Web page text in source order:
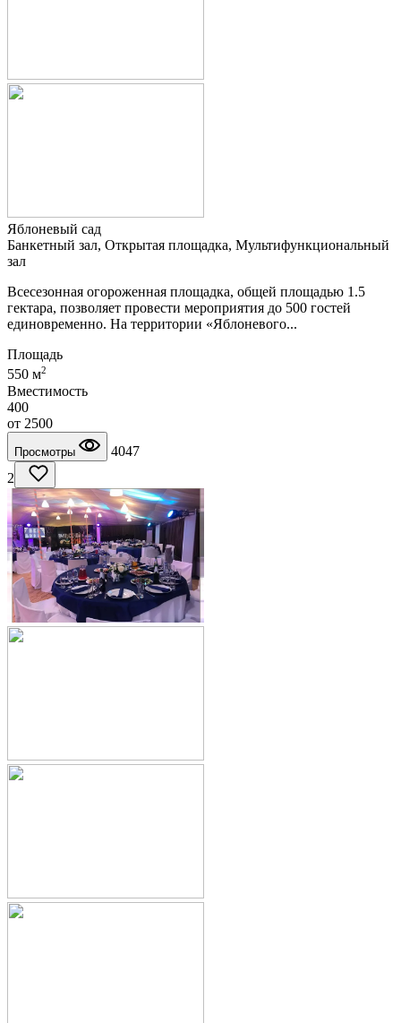
Яблоневый сад
Банкетный зал, Открытая площадка, Мультифункциональный
зал
Всесезонная огороженная площадка, общей площадью 1.5
гектара, позволяет провести мероприятия до 500 гостей
единовременно. На территории «Яблоневого...
Площадь
550 м2
Вместимость
400
от 2500
Просмотры
4047
2